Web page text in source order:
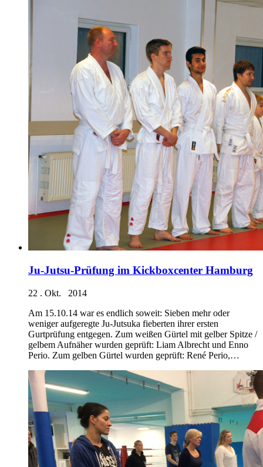
Ju-Jutsu-Prüfung im Kickboxcenter Hamburg
22 . Okt. 2014
Am 15.10.14 war es endlich soweit: Sieben mehr oder
weniger aufgeregte Ju-Jutsuka fieberten ihrer ersten
Gurtprüfung entgegen. Zum weißen Gürtel mit gelber Spitze /
gelbem Aufnäher wurden geprüft: Liam Albrecht und Enno
Perio. Zum gelben Gürtel wurden geprüft: René Perio,…